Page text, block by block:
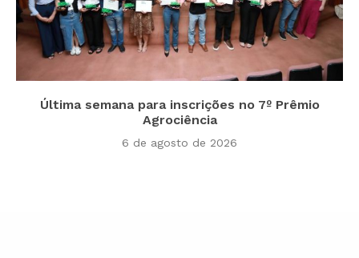
Última semana para inscrições no 7º Prêmio
Agrociência
6 de agosto de 2026